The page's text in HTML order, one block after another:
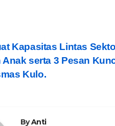
Kapasitas Lintas
Anak serta 3 Pesan
Kulo.
ByAnti